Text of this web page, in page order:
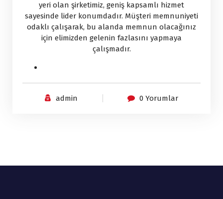
yeri olan şirketimiz, geniş kapsamlı hizmet
sayesinde lider konumdadır. Müşteri memnuniyeti
odaklı çalışarak, bu alanda memnun olacağınız
için elimizden gelenin fazlasını yapmaya
çalışmadır.
admin 0 Yorumlar